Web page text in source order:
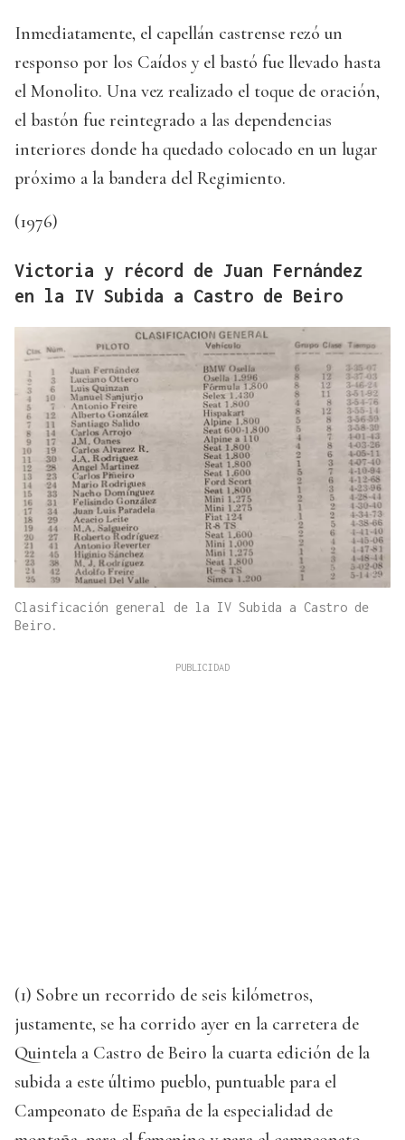
Inmediatamente, el capellán castrense rezó un
responso por los Caídos y el bastó fue llevado hasta
el Monolito. Una vez realizado el toque de oración,
el bastón fue reintegrado a las dependencias
interiores donde ha quedado colocado en un lugar
próximo a la bandera del Regimiento.
(1976)
Victoria y récord de Juan Fernández
en la IV Subida a Castro de Beiro
Clasificación general de la IV Subida a Castro de
Beiro.
(1) Sobre un recorrido de seis kilómetros,
justamente, se ha corrido ayer en la carretera de
Quintela a Castro de Beiro la cuarta edición de la
subida a este último pueblo, puntuable para el
Campeonato de España de la especialidad de